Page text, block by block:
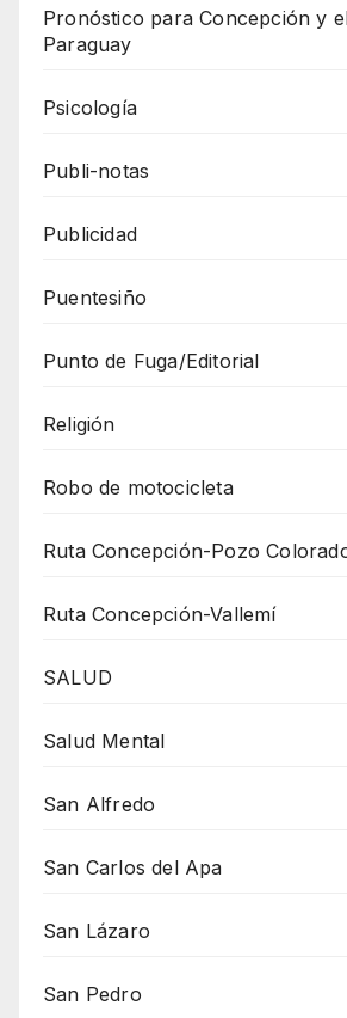
Pronóstico para Concepción y
Paraguay
Psicología
Publi-notas
Publicidad
Puentesiño
Punto de Fuga/Editorial
Religión
Robo de motocicleta
Ruta Concepción-Pozo
Ruta Concepción-Vallemí
SALUD
Salud Mental
San Alfredo
San Carlos del Apa
San Lázaro
San Pedro